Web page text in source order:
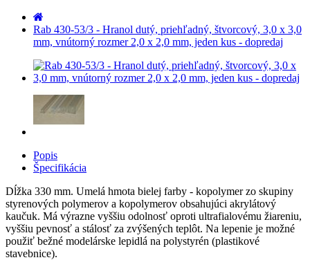
Rab 430-53/3 - Hranol dutý, priehľadný, štvorcový, 3,0 x 3,0
mm, vnútorný rozmer 2,0 x 2,0 mm, jeden kus - dopredaj
Popis
Špecifikácia
Dĺžka 330 mm. Umelá hmota bielej farby - kopolymer zo skupiny
styrenových polymerov a kopolymerov obsahujúci akrylátový
kaučuk. Má výrazne vyššiu odolnosť oproti ultrafialovému žiareniu,
vyššiu pevnosť a stálosť za zvýšených teplôt. Na lepenie je možné
použiť bežné modelárske lepidlá na polystyrén (plastikové
stavebnice).